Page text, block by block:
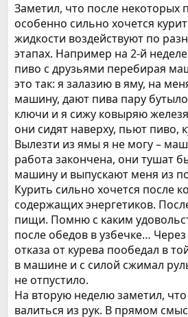
Заметил, что после некоторых
особенно сильно хочется
жидкости воздействуют по
этапах. Например на 2-й
пиво с друзьями перебирая
это так: я залазию в яму, на
машину, дают пива пару
ключи и я сижу ковыряю
они сидят наверху, пьют пиво,
Вылезти из ямы я не могу –
работа закончена, они тушат
машину и выпускают меня из
Курить сильно хочется после
содержащих энергетиков.
пищи. Помню с каким
после обедов в узбечке…
отказа от курева пообедал в
в машине и с силой сжимал
не отпустило.
На вторую неделю заметил,
валиться из рук. В прямом